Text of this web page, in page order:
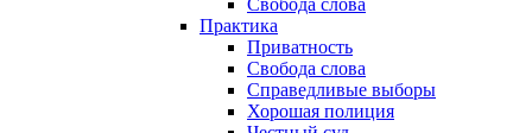
Свобода слова
Практика
Приватность
Свобода слова
Справедливые выборы
Хорошая полиция